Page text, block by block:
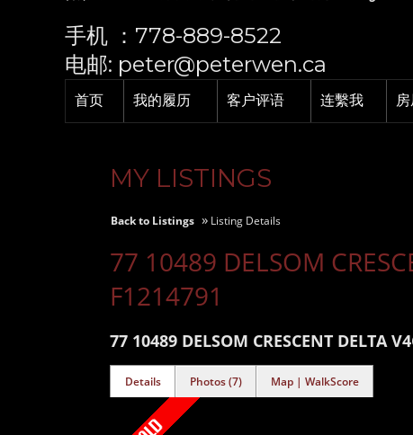
手机 ：778-889-8522
电邮: peter@peterwen.ca
首页 我的履历 客户评语 连繫我
MY LISTINGS
Back to Listings » Listing Details
77 10489 DELSOM
F1214791
77 10489 DELSOM CRESCENT DELTA
Details Photos (7) Map | WalkScore